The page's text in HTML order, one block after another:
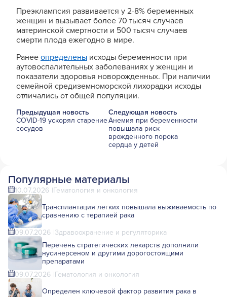
Преэклампсия развивается у 2-8% беременных
женщин и вызывает более 70 тысяч случаев
материнской смертности и 500 тысяч случаев
смерти плода ежегодно в мире.
Ранее определены исходы беременности при
аутовоспалительных заболеваниях у женщин и
показатели здоровья новорожденных. При наличии
семейной средиземноморской лихорадки исходы
отличались от общей популяции.
Предыдущая новость
COVID-19 ускорял старение
сосудов
Следующая новость
Анемия при беременности
повышала риск
врожденного порока
сердца у детей
Популярные материалы
10.07.2026 Гематология и онкология
Трансплантация легких повышала выживаемость по
сравнению с терапией рака
09.07.2026 Здравоохранение и регуляторика
Перечень стратегических лекарств дополнили
нусинерсеном и другими дорогостоящими
препаратами
09.07.2026 Гематология и онкология
Определен ключевой фактор развития рака в